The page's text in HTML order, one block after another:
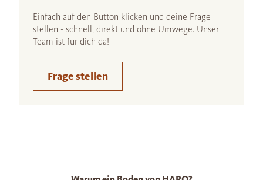
Einfach auf den Button klicken und deine Frage
stellen - schnell, direkt und ohne Umwege. Unser
Team ist für dich da!
Frage stellen